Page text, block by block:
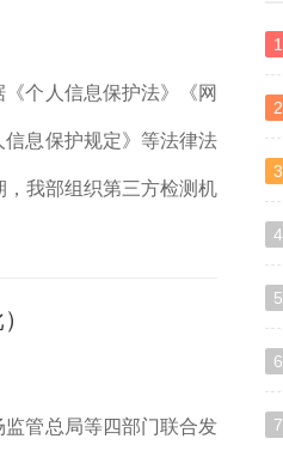
个人信息保护法》《网
息保护规定》等法律法
我部组织第三方检测机
管总局等四部门联合发
1
2
3
4
5
6
7